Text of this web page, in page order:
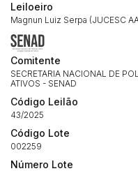
Leiloeiro
Magnun Luiz Serpa (JUCESC
Comitente
SECRETARIA NACIONAL DE
ATIVOS - SENAD
Código Leilão
43/2025
Código Lote
002259
Número Lote